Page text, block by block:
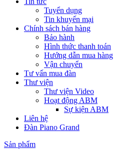
Tuyển dụng
Tin khuyến mại
Chính sách bán hàng
Bảo hành
Hình thức thanh toán
Hướng dẫn mua hàng
Vận chuyển
Tư vấn mua đàn
Thư viện
Thư viện Video
Hoạt động ABM
Sự kiện ABM
Liên hệ
Đàn Piano Grand
Sản phẩm